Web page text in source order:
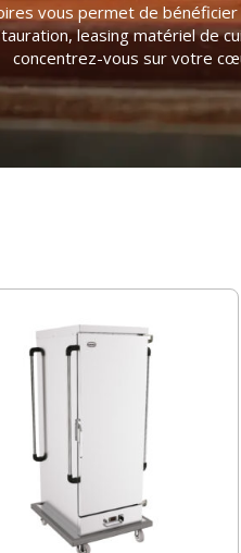
vous permet de
leasing matériel de
concentrez-vous sur votre